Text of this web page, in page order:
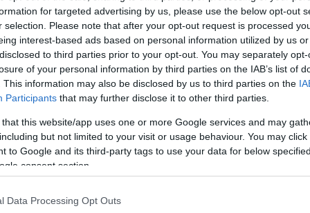
for targeted advertising by us, please use the below opt-out
selection. Please note that after your opt-out request is processed
interest-based ads based on personal information utilized by us
to third parties prior to your opt-out. You may separately
of your personal information by third parties on the IAB’s list of
This information may also be disclosed by us to third parties on the
Participants that may further disclose it to other third parties.
that this website/app uses one or more Google services and may
but not limited to your visit or usage behaviour. You may
to Google and its third-party tags to use your data for below
consent section.
Data Processing Opt Outs
υπογράφει η Κατερίνα Φιλιώτου και το σενάριο
και ο Γιώργος Μακρής.
ρόλους, αντιπροσωπεύοντας… εν
κακό, τη μέρα και τη νύχτα, ο Γιάννης Στάνκογλου
αλλά και πολλοί ακόμα γνωστοί ηθοποιοί,
Ηλιάνα Μαυρομάτη, Κόρα Καρβούνη, Γιάννης
Ελένη Ρουσσινού, Βίκυ Παπαδοπούλου,
Πυρπασόπουλος, Κώστας Μπερικόπουλος,
Γιάννης Νταλιάνης, Στάθης Κόικας, Γιάννης
Μελίνα Λεφαντζή, Αινείας Τσαμάτης, Τάσος